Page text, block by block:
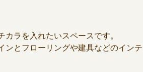
ラを入れたいスペースです。
とフローリングや建具などのイン